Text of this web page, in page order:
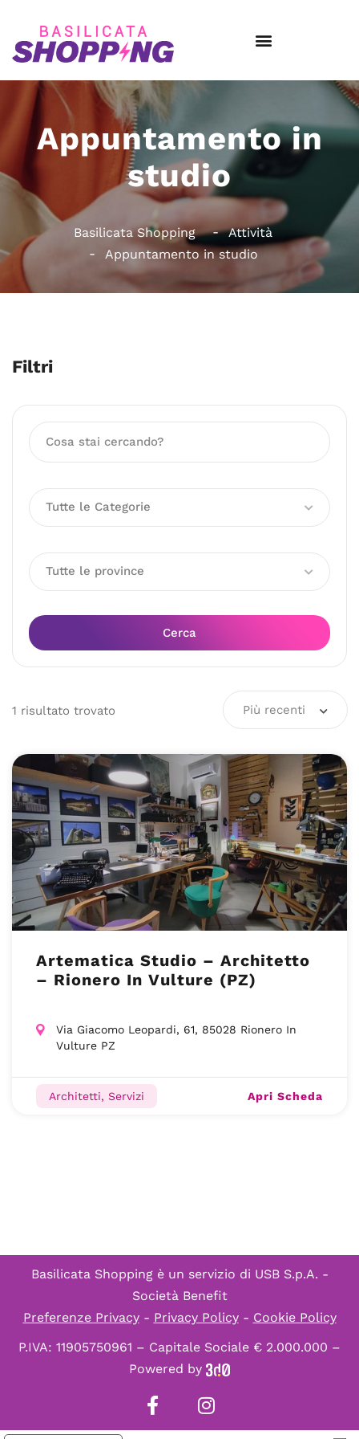
Appuntamento in
studio
Basilicata Shopping
Attività
Appuntamento in studio
Filtri
Tutte le Categorie
Tutte le province
Cerca
1 risultato trovato Più recenti
Artematica Studio – Architetto
– Rionero In Vulture (PZ)
Via Giacomo Leopardi, 61, 85028 Rionero In
Vulture PZ
Architetti, Servizi Apri Scheda
Basilicata Shopping è un servizio di USB S.p.A. -
Società Benefit
Preferenze Privacy- Privacy Policy- Cookie Policy
P.IVA: 11905750961 – Capitale Sociale € 2.000.000 –
Powered by